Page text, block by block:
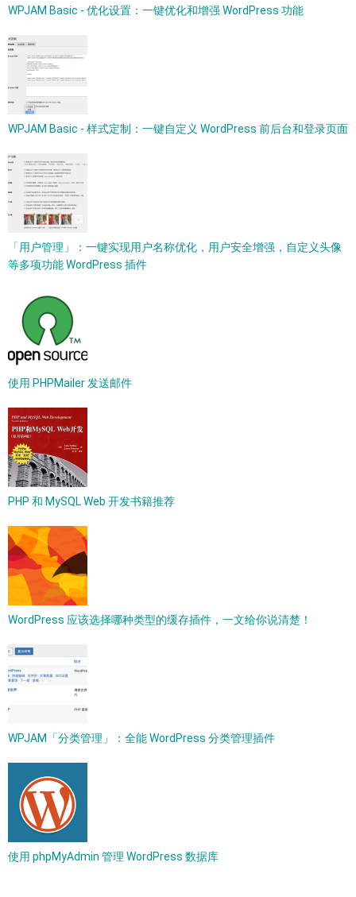
WPJAM Basic - 优化设置：一键优化和增强 WordPress 功能
WPJAM Basic - 样式定制：一键自定义 WordPress 前后台和登录页面
「用户管理」：一键实现用户名称优化，用户安全增强，自定义头像
等多项功能 WordPress 插件
使用 PHPMailer 发送邮件
PHP 和 MySQL Web 开发书籍推荐
WordPress 应该选择哪种类型的缓存插件，一文给你说清楚！
WPJAM「分类管理」：全能 WordPress 分类管理插件
使用 phpMyAdmin 管理 WordPress 数据库